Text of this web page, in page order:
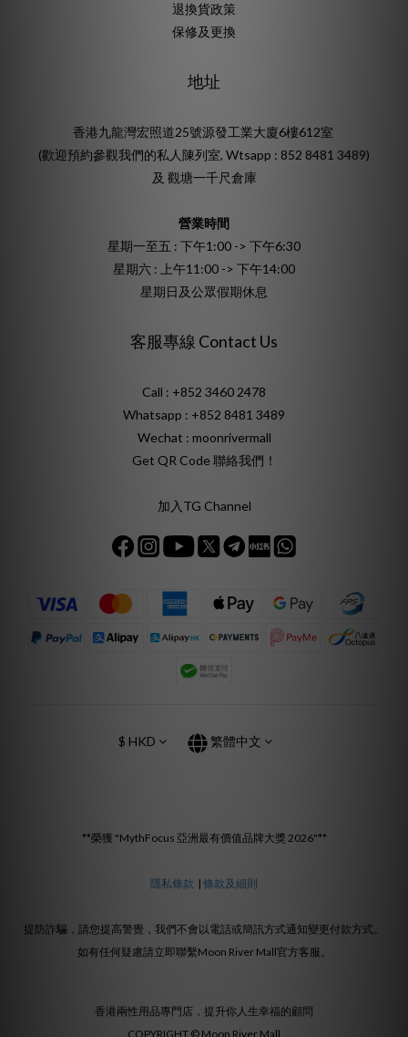
退換貨政策
保修及更換
地址
香港九龍灣宏照道25號源發工業大廈6樓612室
(歡迎預約參觀我們的私人陳列室, Wtsapp : 852 8481 3489)
及 觀塘一千尺倉庫
營業時間
星期一至五 : 下午1:00 -> 下午6:30
星期六 : 上午11:00 -> 下午14:00
星期日及公眾假期休息
客服專線 Contact Us
Call : +852 3460 2478
Whatsapp : +852 8481 3489
Wechat : moonrivermall
Get QR Code 聯絡我們！
加入TG Channel
$ HKD 繁體中文
**榮獲 "MythFocus 亞洲最有價值品牌大獎 2026"**
隱私條款 | 條款及細則
提防詐騙，請您提高警覺，我們不會以電話或簡訊方式通知變更付款方式。
如有任何疑慮請立即聯繫Moon River Mall官方客服。
香港兩性用品專門店，提升你人生幸福的顧問
COPYRIGHT © Moon River Mall